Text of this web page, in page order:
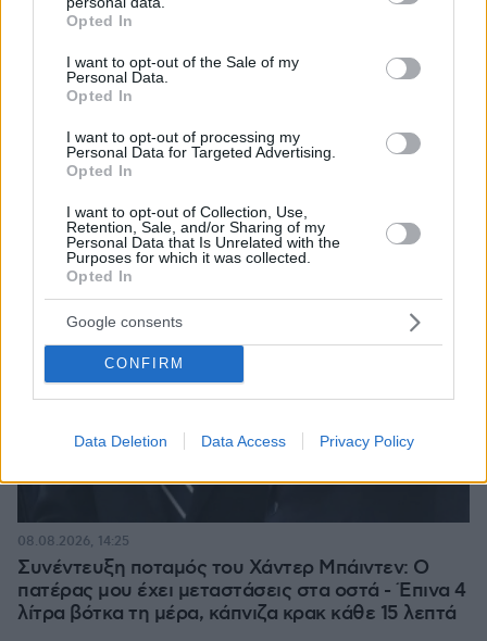
grant or deny consent to Google and its third-party tags to
use your data for below specified purposes in below Google
consent section.
Opted In
I want to opt-out of the Sale of my
Personal Data.
Opted In
I want to opt-out of processing my
Personal Data for Targeted Advertising.
Opted In
I want to opt-out of Collection, Use,
Retention, Sale, and/or Sharing of my
Personal Data that Is Unrelated with the
Purposes for which it was collected.
Opted In
Google consents
CONFIRM
Data Deletion Data Access Privacy Policy
ΤΑ ΠΙΟ ΔΗΜΟΦΙΛΗ
Συνέντευξη ποταμός του Χάντερ Μπάιντεν: Ο
πατέρας μου έχει μεταστάσεις στα οστά - Έπινα 4
λίτρα βότκα τη μέρα, κάπνιζα κρακ κάθε 15 λεπτά
08.08.2026, 14:25